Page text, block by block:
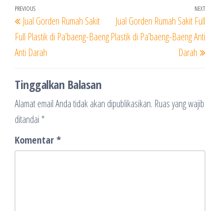
Navigasi
pos
Previous
Post
PREVIOUS
Jual Gorden Rumah Sakit
Full Plastik di Pa’baeng-Baeng
Anti Darah
Next
NEXT
Jual Gorden Rumah Sakit Full
Plastik di Pa’baeng-Baeng Anti
Darah
Tinggalkan Balasan
Alamat email Anda tidak akan dipublikasikan. Ruas yang wajib
ditandai *
Komentar*